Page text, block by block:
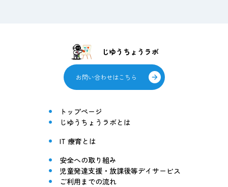
じゆうちょうラボ
お問い合わせはこちら
トップページ
じゆうちょうラボとは
IT 療育とは
安全への取り組み
児童発達支援・放課後等デイサービス
ご利用までの流れ